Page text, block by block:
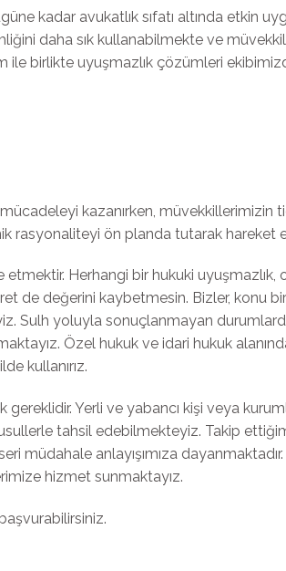
kadar avukatlık sıfatı altında etkin
daha sık kullanabilmekte ve
birlikte uyuşmazlık çözümleri
kazanırken, müvekkillerimizin
rasyonaliteyi ön planda tutarak hareket
Herhangi bir hukuki uyuşmazlık,
de değerini kaybetmesin. Bizler, konu
Sulh yoluyla sonuçlanmayan
Özel hukuk ve idari hukuk
kullanırız.
Yerli ve yabancı kişi veya
tahsil edebilmekteyiz. Takip
müdahale anlayışımıza
hizmet sunmaktayız.